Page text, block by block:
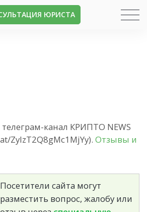
ЮРИСТА
канал КРИПТО NEWS
ZylzT2Q8gMc1MjYy). Отзывы и
Посетители сайта могут
разместить вопрос, жалобу или